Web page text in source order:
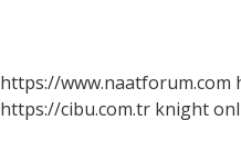
https://www.naatforum.com
https://cibu.com.tr knight